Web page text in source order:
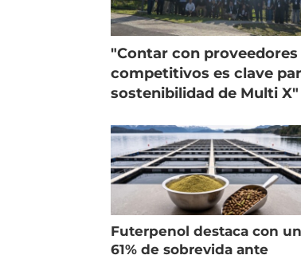
"Contar con proveedores
competitivos es clave
sostenibilidad de Multi X"
Futerpenol destaca con un
61% de sobrevida ante